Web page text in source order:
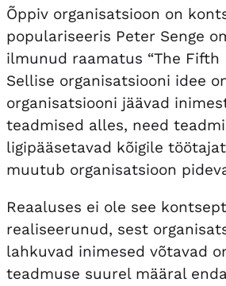
Õppiv organisatsioon on
populariseeris Peter Senge
ilmunud raamatus “The Fifth
Sellise organisatsiooni idee
organisatsiooni jäävad
teadmised alles, need
ligipääsetavad kõigile
muutub organisatsioon
Reaaluses ei ole see
realiseerunud, sest
lahkuvad inimesed võtavad
teadmuse suurel määral